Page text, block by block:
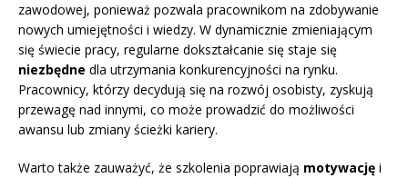
zawodowej, ponieważ pozwala pracownikom na zdobywanie
nowych umiejętności i wiedzy. W dynamicznie zmieniającym
się świecie pracy, regularne dokształcanie się staje się
niezbędne dla utrzymania konkurencyjności na rynku.
Pracownicy, którzy decydują się na rozwój osobisty, zyskują
przewagę nad innymi, co może prowadzić do możliwości
awansu lub zmiany ścieżki kariery.
Warto także zauważyć, że szkolenia poprawiają motywację i